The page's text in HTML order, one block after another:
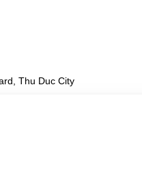
Thu Duc City